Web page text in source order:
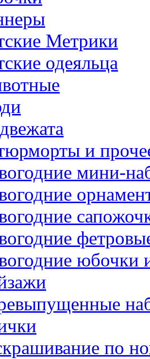
Метрики
одеяльца
и
мини-
юбочки
по